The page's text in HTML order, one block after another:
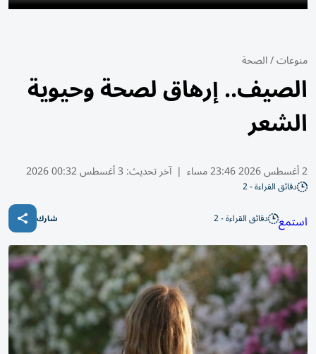
منوعات/الصحة
الصيف.. إرهاق لصحة وحيوية
الشعر
2 أغسطس 2026 23:46 مساء | آخر تحديث: 3 أغسطس 00:32 2026
دقائق القراءة - 2
استمع دقائق القراءة - 2 شارك